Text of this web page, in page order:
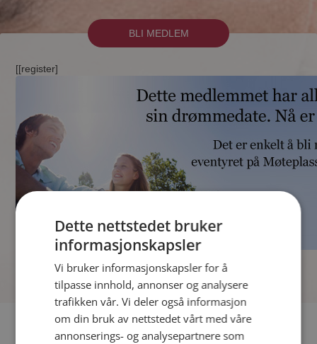
BLI MEDLEM
[[register]
Fler single
Dette nettstedet bruker
informasjonskapsler
Vi bruker informasjonskapsler for å
tilpasse innhold, annonser og analysere
trafikken vår. Vi deler også informasjon
om din bruk av nettstedet vårt med våre
annonserings- og analysepartnere som